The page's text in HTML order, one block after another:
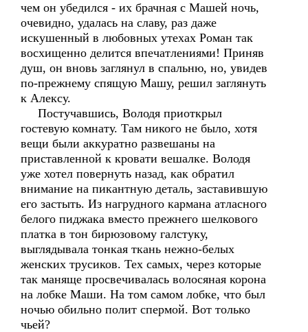
чем он убедился - их брачная с Машей ночь,
очевидно, удалась на славу, раз даже
искушенный в любовных утехах Роман так
восхищенно делится впечатлениями! Приняв
душ, он вновь заглянул в спальню, но, увидев
по-прежнему спящую Машу, решил заглянуть
к Алексу.
Постучавшись, Володя приоткрыл
гостевую комнату. Там никого не было, хотя
вещи были аккуратно развешаны на
приставленной к кровати вешалке. Володя
уже хотел повернуть назад, как обратил
внимание на пикантную деталь, заставившую
его застыть. Из нагрудного кармана атласного
белого пиджака вместо прежнего шелкового
платка в тон бирюзовому галстуку,
выглядывала тонкая ткань нежно-белых
женских трусиков. Тех самых, через которые
так маняще просвечивалась волосяная корона
на лобке Маши. На том самом лобке, что был
ночью обильно полит спермой. Вот только
чьей?